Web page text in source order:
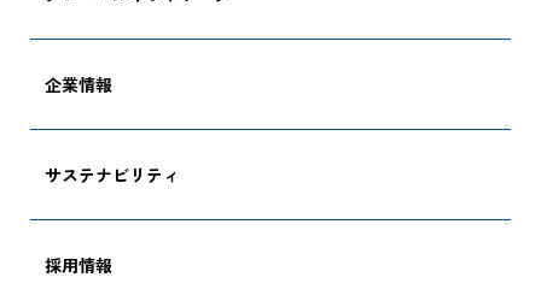
企業情報
サステナビリティ
採用情報